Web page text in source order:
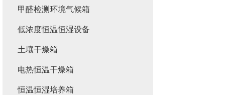
甲醛检测环境气候箱
低浓度恒温恒湿设备
土壤干燥箱
电热恒温干燥箱
恒温恒湿培养箱